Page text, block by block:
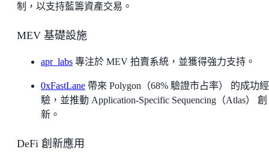
制，以支持藍籌資產交易。
MEV 基礎設施
apr_labs 專注於 MEV 拍賣系統，並獲得強力支持。
0xFastLane 帶來 Polygon（68% 驗證市占率） 的成功經
驗，並推動 Application-Specific Sequencing（Atlas） 創
新。
DeFi 創新應用